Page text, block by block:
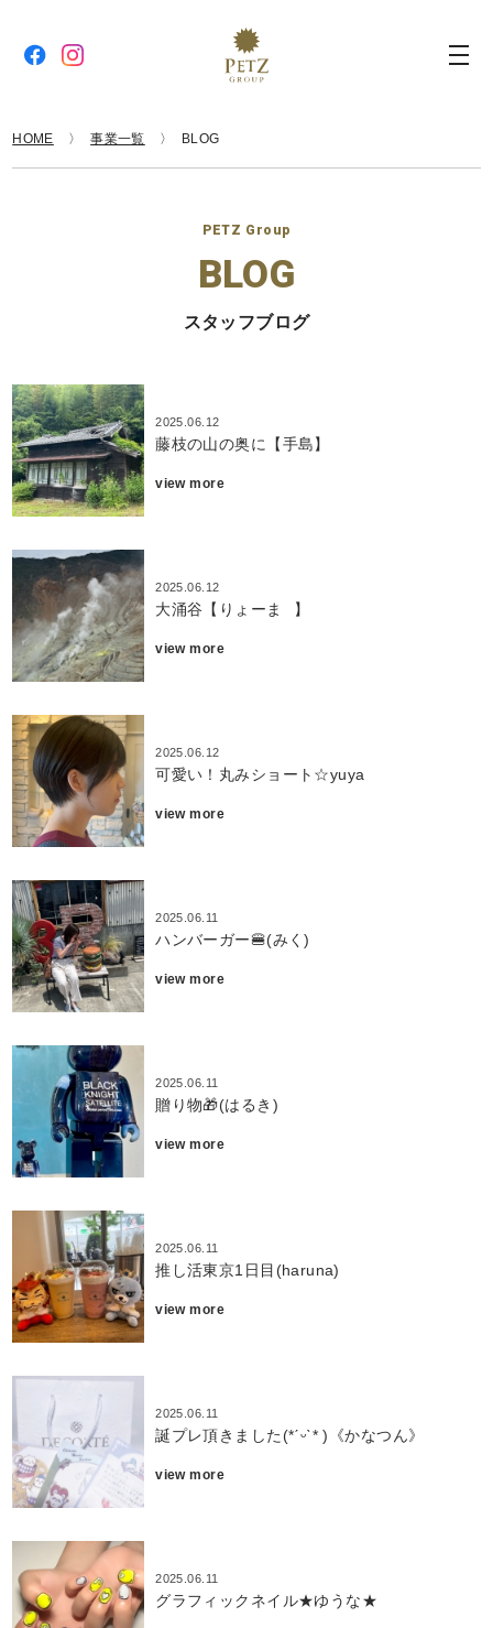
HOME 事業一覧 BLOG
PETZ Group
BLOG
スタッフブログ
2025.06.12
藤枝の山の奥に【手島】
view more
2025.06.12
大涌谷【りょーま⠀】
view more
2025.06.12
可愛い！丸みショート☆yuya
view more
2025.06.11
ハンバーガー🍔(みく)
view more
2025.06.11
贈り物🎁(はるき)
view more
2025.06.11
推し活東京1日目(haruna)
view more
2025.06.11
誕プレ頂きました(*ˊᵕˋ* )《かなつん》
view more
2025.06.11
グラフィックネイル★ゆうな★